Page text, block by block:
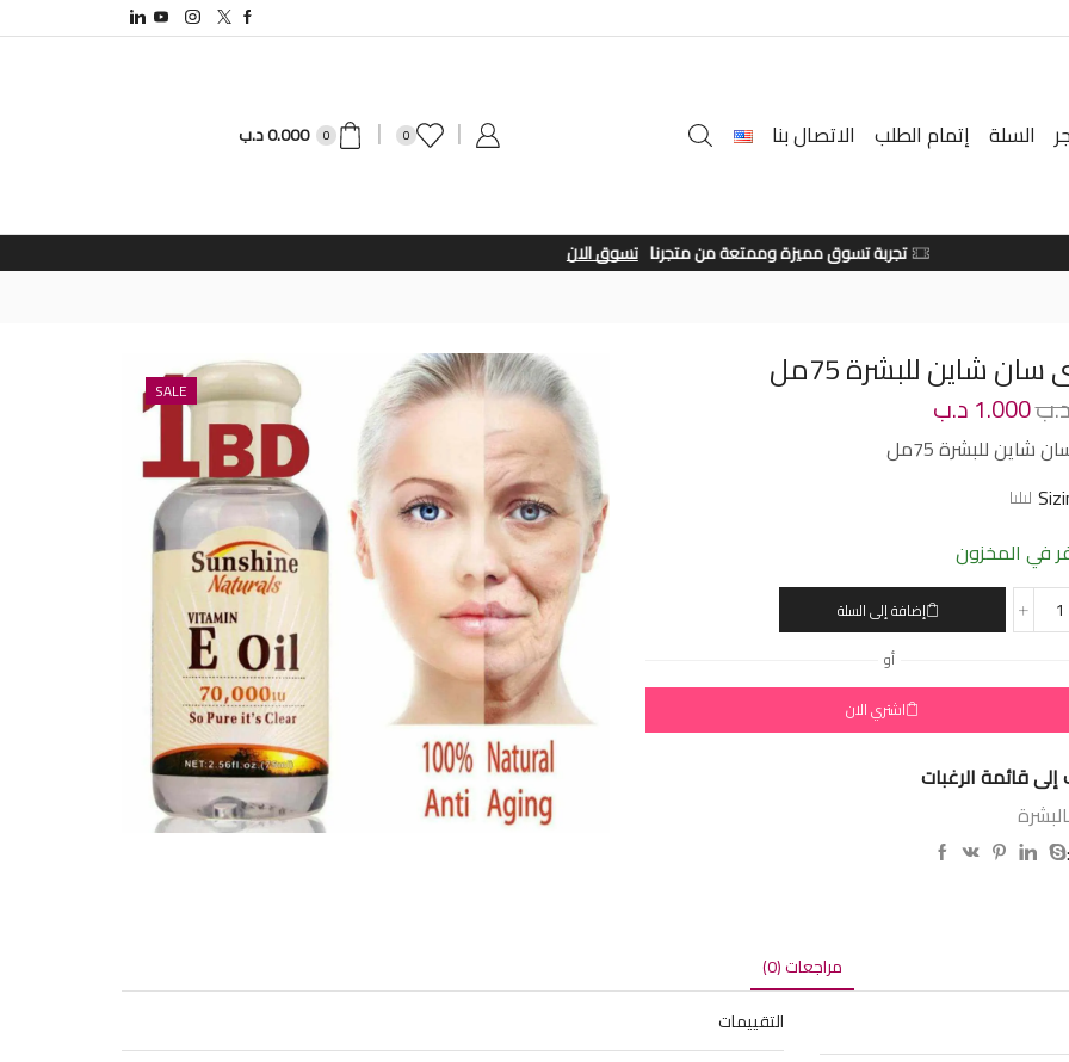
السلة إتمام الطلب الاتصال بنا 0
0
0.000د.ب
تجربة تسوق مميزة وممتعة من متجرنا تسوق الان
SALE شاين للبشرة 75مل
1.000د.ب
شاين للبشرة 75مل
في المخزون
إضافة إلى السلة
أو
اشتري الان
قائمة الرغبات
مراجعات (0)
التقييمات